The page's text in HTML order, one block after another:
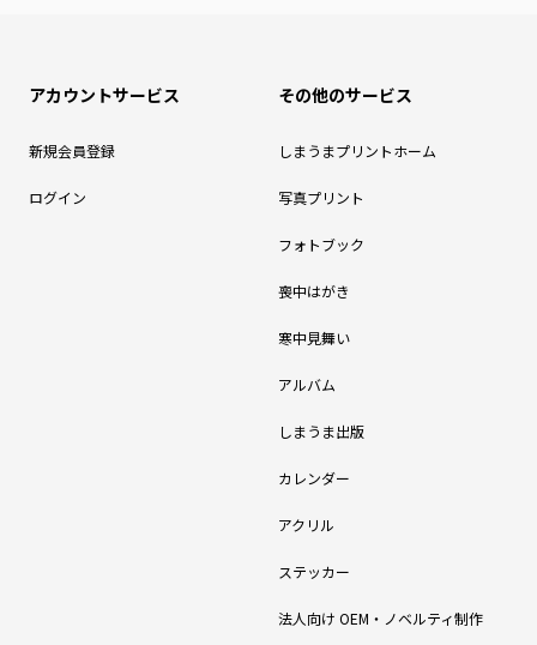
アカウントサービス
新規会員登録
ログイン
その他のサービス
しまうまプリントホーム
写真プリント
フォトブック
喪中はがき
寒中見舞い
アルバム
しまうま出版
カレンダー
アクリル
ステッカー
法人向け OEM・ノベルティ制作